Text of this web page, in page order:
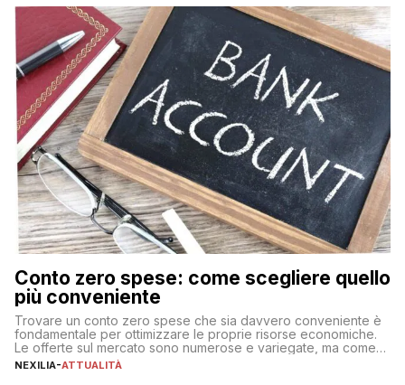
Conto zero spese: come scegliere quello
più conveniente
Trovare un conto zero spese che sia davvero conveniente è
fondamentale per ottimizzare le proprie risorse economiche.
Le offerte sul mercato sono numerose e variegate, ma come
individuare quella più adatta alle proprie esigenze senza
NEXILIA-ATTUALITÀ